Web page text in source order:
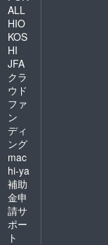
ALL
HIO
KOS
HI
JFA
クラ
ウド
ファ
ン
ディ
ング
mac
hi-ya
補助
金申
請サ
ポー
ト